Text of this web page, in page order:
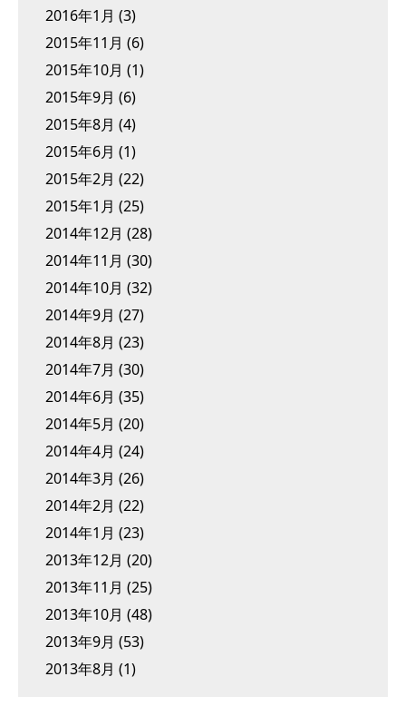
2016年1月 (3)
2015年11月 (6)
2015年10月 (1)
2015年9月 (6)
2015年8月 (4)
2015年6月 (1)
2015年2月 (22)
2015年1月 (25)
2014年12月 (28)
2014年11月 (30)
2014年10月 (32)
2014年9月 (27)
2014年8月 (23)
2014年7月 (30)
2014年6月 (35)
2014年5月 (20)
2014年4月 (24)
2014年3月 (26)
2014年2月 (22)
2014年1月 (23)
2013年12月 (20)
2013年11月 (25)
2013年10月 (48)
2013年9月 (53)
2013年8月 (1)